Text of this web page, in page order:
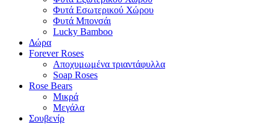
Φυτά Εσωτερικού Χώρου
Φυτά Μπονσάι
Lucky Bamboo
Δώρα
Forever Roses
Αποχυμωμένα τριαντάφυλλα
Soap Roses
Rose Βears
Μικρά
Μεγάλα
Σουβενίρ